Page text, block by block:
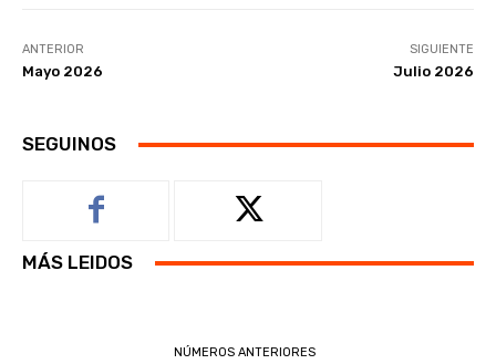
ANTERIOR
Mayo 2026
SIGUIENTE
Julio 2026
SEGUINOS
MÁS LEIDOS
NÚMEROS ANTERIORES